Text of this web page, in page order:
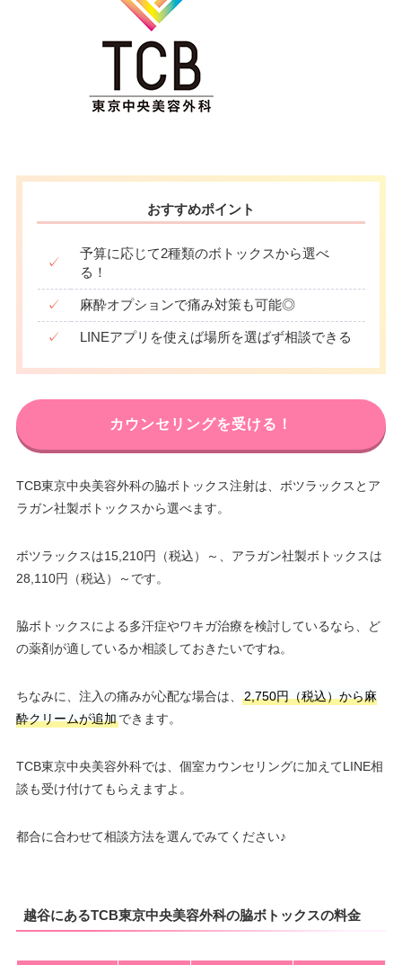
おすすめポイント
✓
予算に応じて2種類のボトックスから選べ
る！
✓ 麻酔オプションで痛み対策も可能◎
✓ LINEアプリを使えば場所を選ばず相談できる
カウンセリングを受ける！
TCB東京中央美容外科の脇ボトックス注射は、ボツラックスとア
ラガン社製ボトックスから選べます。
ボツラックスは15,210円（税込）～、アラガン社製ボトックスは
28,110円（税込）～です。
脇ボトックスによる多汗症やワキガ治療を検討しているなら、ど
の薬剤が適しているか相談しておきたいですね。
ちなみに、注入の痛みが心配な場合は、
2,750円（税込）から麻
酔クリームが追加できます。
TCB東京中央美容外科では、個室カウンセリングに加えてLINE相
談も受け付けてもらえますよ。
都合に合わせて相談方法を選んでみてください♪
越谷にあるTCB東京中央美容外科の脇ボトックスの料金